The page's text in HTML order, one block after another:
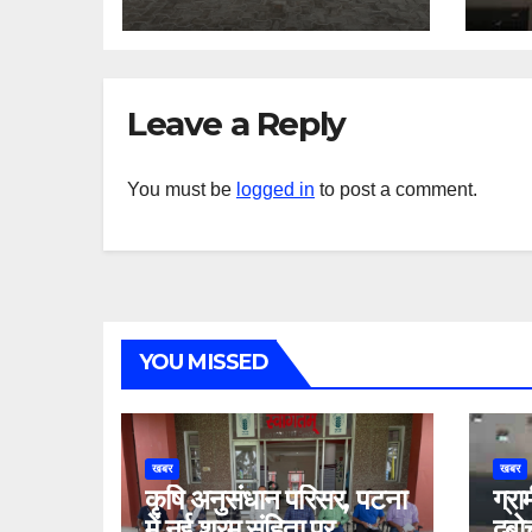
Leave a Reply
You must be logged in to post a comment.
YOU MISSED
खबर
कृषि अनुसंधान परिसर, पटना
खबर